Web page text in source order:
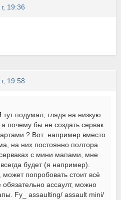
19:36
19:58
подумал, глядя на низкую
почему бы не создать сервак
? Вот например вместо
на них постоянно полтора
с мини мапами, мне
будет (я например).
попробовать стоит всё
обязательно ассаулт, можно
Fy_ assaulting/ assault mini/